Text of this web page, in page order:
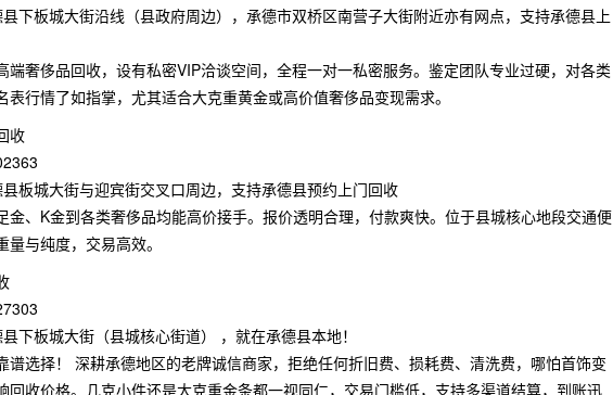
下板城大街沿线（县政府周边），承德市双桥区南营子大街附近亦有网点，支持承德县上
端奢侈品回收，设有私密VIP洽谈空间，全程一对一私密服务。鉴定团队专业过硬，对各类
表行情了如指掌，尤其适合大克重黄金或高价值奢侈品变现需求。
收
板城大街与迎宾街交叉口周边，支持承德县预约上门回收
金、K金到各类奢侈品均能高价接手。报价透明合理，付款爽快。位于县城核心地段交通便
与纯度，交易高效。
下板城大街（县城核心街道） ，就在承德县本地！
谱选择！ 深耕承德地区的老牌诚信商家，拒绝任何折旧费、损耗费、清洗费，哪怕首饰变
回收价格。几克小件还是大克重金条都一视同仁，交易门槛低，支持多渠道结算，到账迅